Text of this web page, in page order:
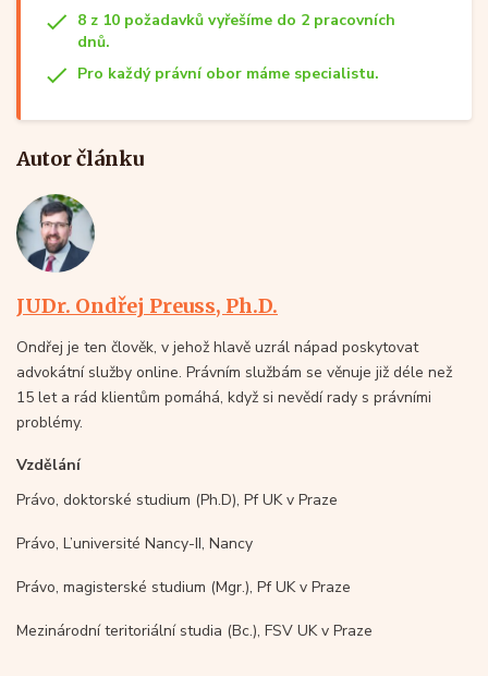
8 z 10 požadavků vyřešíme do 2 pracovních
dnů.
Pro každý právní obor máme specialistu.
Autor článku
JUDr. Ondřej Preuss, Ph.D.
Ondřej je ten člověk, v jehož hlavě uzrál nápad poskytovat
advokátní služby online. Právním službám se věnuje již déle než
15 let a rád klientům pomáhá, když si nevědí rady s právními
problémy.
Vzdělání
Právo, doktorské studium (Ph.D), Pf UK v Praze
Právo, L’université Nancy-II, Nancy
Právo, magisterské studium (Mgr.), Pf UK v Praze
Mezinárodní teritoriální studia (Bc.), FSV UK v Praze